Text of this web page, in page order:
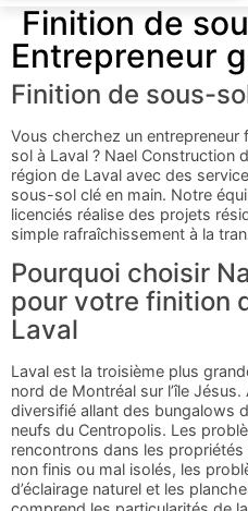
Finition de
Entrepreneur
Finition de sous-
Vous cherchez un
sol à Laval ? Nael Construction
région de Laval avec des
sous-sol clé en main. Notre
licenciés réalise des projets
simple rafraîchissement à la
Pourquoi choisir
pour votre finition
Laval
Laval est la troisième plus
nord de Montréal sur l’île
diversifié allant des bungalows
neufs du Centropolis. Les
rencontrons dans les
non finis ou mal isolés, les
d’éclairage naturel et les